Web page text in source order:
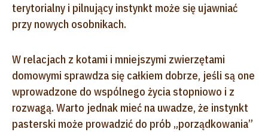
terytorialny i pilnujący instynkt może się ujawniać
przy nowych osobnikach.
W relacjach z kotami i mniejszymi zwierzętami
domowymi sprawdza się całkiem dobrze, jeśli są one
wprowadzone do wspólnego życia stopniowo i z
rozwagą. Warto jednak mieć na uwadze, że instynkt
pasterski może prowadzić do prób „porządkowania”